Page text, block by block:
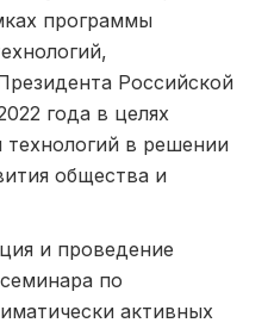
программы
Российской
года в целях
технологий в решении
общества и
и проведение
по
активных